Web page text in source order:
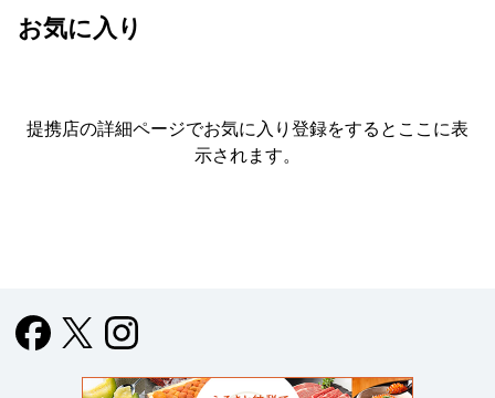
お気に入り
提携店の詳細ページでお気に入り登録をすると ここに表
示されます。